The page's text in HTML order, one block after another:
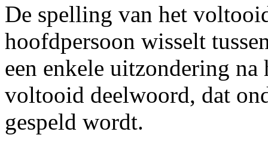
De spelling van het
hoofdpersoon wisselt
een enkele uitzondering
voltooid deelwoord, dat
gespeld wordt.